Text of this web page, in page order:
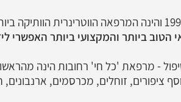
​מרפאת 'כל חי' רחובות הוקמה בינואר 1990 והינה המרפאה
הטוב ביותר והמקצועי ביותר האפשרי
- מרפאת 'כל חי' רחובות הינה
ציפורים, זוחלים, מכרסמים, ארנבונים,